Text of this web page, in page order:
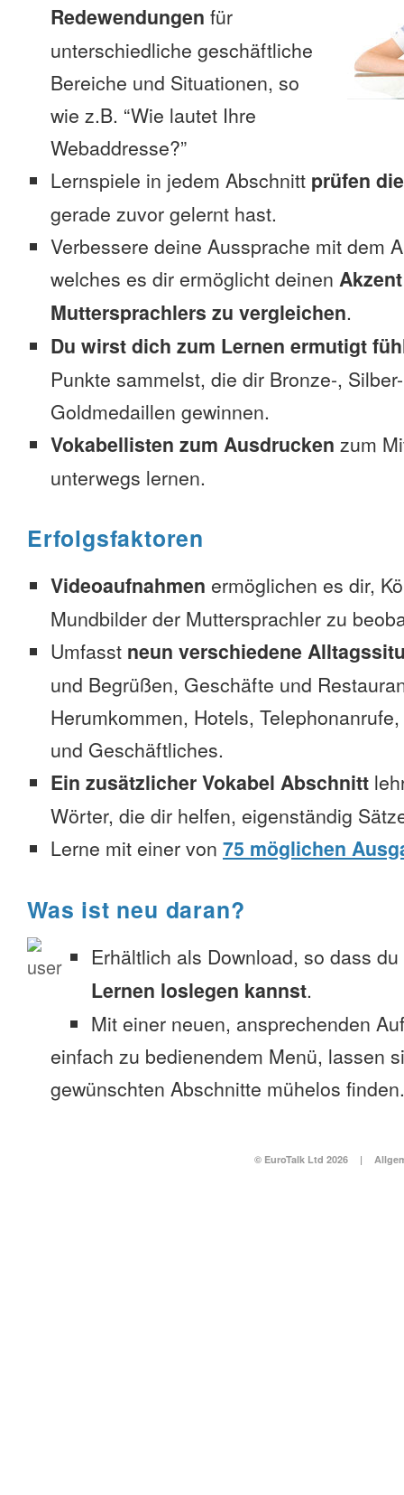
Redewendungen für
unterschiedliche geschäftliche
Bereiche und Situationen, so
wie z.B. “Wie lautet Ihre
Webaddresse?”
Lernspiele in jedem Abschnitt prüfen
gerade zuvor gelernt hast.
Verbessere deine Aussprache mit dem
welches es dir ermöglicht deinen
Muttersprachlers zu vergleichen.
Du wirst dich zum Lernen ermutigt
Punkte sammelst, die dir Bronze-,
Goldmedaillen gewinnen.
Vokabellisten zum Ausdrucken zum
unterwegs lernen.
Erfolgsfaktoren
Videoaufnahmen ermöglichen es dir,
Mundbilder der Muttersprachler zu
Umfasst neun verschiedene
und Begrüßen, Geschäfte und
Herumkommen, Hotels,
und Geschäftliches.
Ein zusätzlicher Vokabel Abschnitt
Wörter, die dir helfen, eigenständig
Lerne mit einer von 75 möglichen
Was ist neu daran?
Erhältlich als Download, so dass du
Lernen loslegen kannst.
Mit einer neuen, ansprechenden
einfach zu bedienendem Menü, lassen
gewünschten Abschnitte mühelos finden.
© EuroTalk Ltd 2026 |